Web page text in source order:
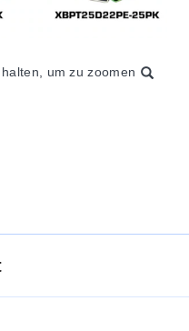
um zu zoomen